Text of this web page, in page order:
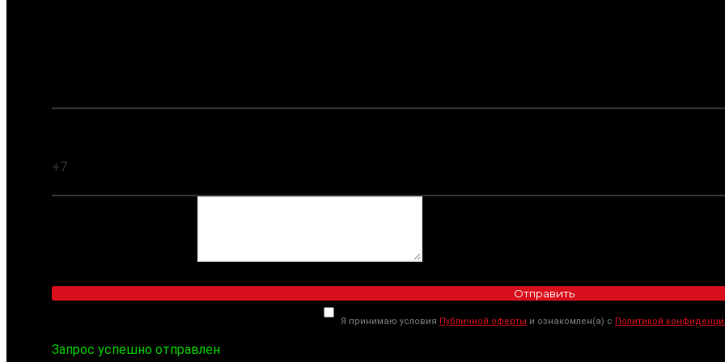
Отправить
Я принимаю условия Публичной оферты и ознакомлен(а) с Политикой
Запрос успешно отправлен